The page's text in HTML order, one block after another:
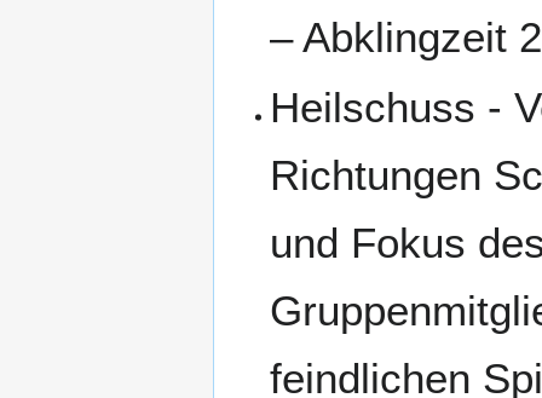
– Abklingzeit
Heilschuss -
Richtungen
und Fokus
feindlichen